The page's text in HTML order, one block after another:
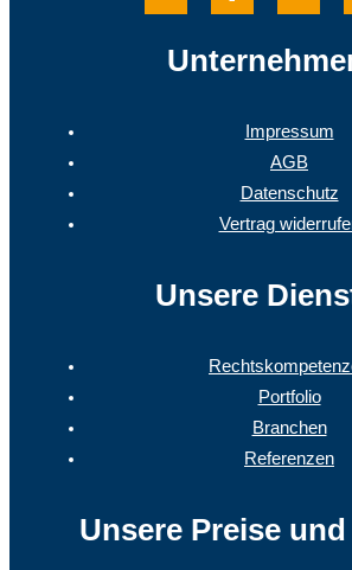
Impressum
AGB
Datenschutz
Vertrag
Unsere
Portfolio
Branchen
Referenzen
Unsere Preise und